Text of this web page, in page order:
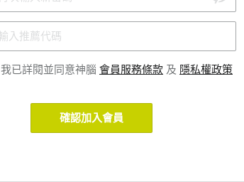
我已詳閱並同意神腦 會員服務條款 及 隱私權政策
確認加入會員